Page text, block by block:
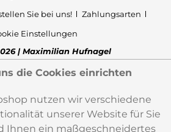
Sie bei uns!
Zahlungsarten
Einstellungen
| Maximilian Hufnagel
die Cookies einrichten
nutzen wir verschiedene
unserer Website für Sie
Ihnen ein maßgeschneidertes